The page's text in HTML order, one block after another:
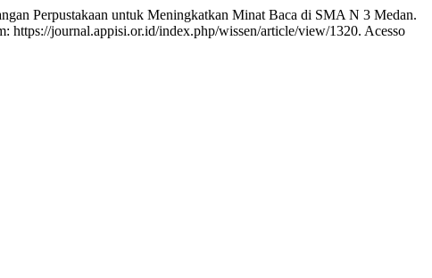
Perpustakaan untuk Meningkatkan Minat Baca di SMA N 3 Medan.
journal.appisi.or.id/index.php/wissen/article/view/1320. Acesso